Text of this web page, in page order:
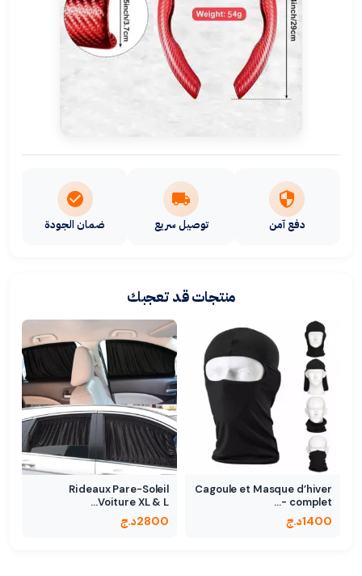
دفع آمن توصيل سريع ضمان الجودة
منتجات قد تعجبك
Cagoule et Masque d’hiver
complet -…
1400د.ج
Rideaux Pare-Soleil
Voiture XL & L…
2800د.ج